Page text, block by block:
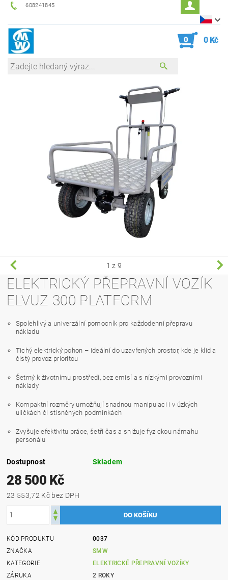
608241845
0 0 Kč
1 z 9
ELEKTRICKÝ PŘEPRAVNÍ VOZÍK
ELVUZ 300 PLATFORM
Spolehlivý a univerzální pomocník pro každodenní přepravu
nákladu
Tichý elektrický pohon – ideální do uzavřených prostor, kde je klid a
čistý provoz prioritou
Šetrný k životnímu prostředí, bez emisí a s nízkými provozními
náklady
Kompaktní rozměry umožňují snadnou manipulaci i v úzkých
uličkách či stísněných podmínkách
Zvyšuje efektivitu práce, šetří čas a snižuje fyzickou námahu
personálu
Dostupnost Skladem
28 500 Kč
23 553,72 Kč bez DPH
KÓD PRODUKTU
0037
ZNAČKA
SMW
KATEGORIE
ELEKTRICKÉ PŘEPRAVNÍ VOZÍKY
ZÁRUKA
2 ROKY